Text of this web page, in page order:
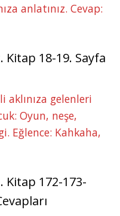
anlatınız. Cevap:
Kitap 18-19. Sayfa
aklınıza gelenleri
Oyun, neşe,
Eğlence: Kahkaha,
Kitap 172-173-